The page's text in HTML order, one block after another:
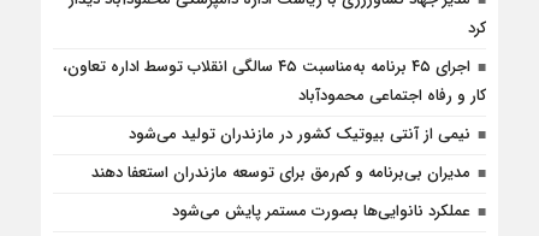
کرد
اجرای ۴۵ برنامه به‌مناسبت ۴۵ سالگی انقلاب توسط اداره تعاون،
کار و رفاه اجتماعی محمودآباد
نیمی از آنتی بیوتیک کشور در مازندران تولید می‌شود
مدیران بی‌برنامه و کم‌رمق برای توسعه مازندران استعفا دهند
عملکرد نانوایی‌ها بصورت مستمر پایش می‌شود